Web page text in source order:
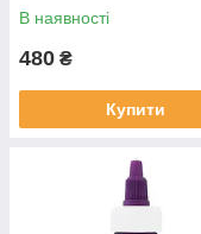
В наявності
480 ₴
Купити